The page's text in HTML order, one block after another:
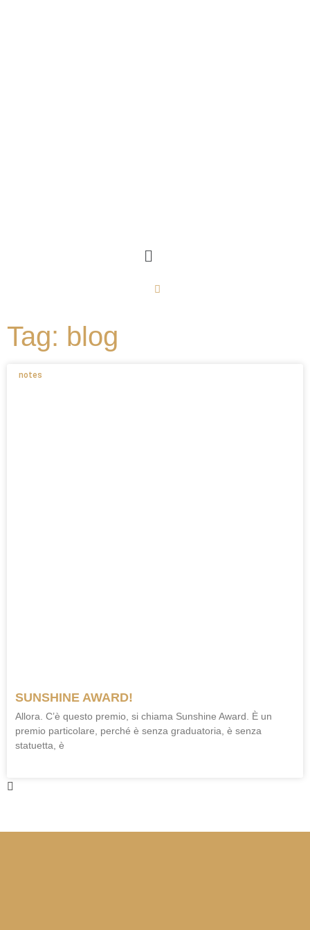
Tag: blog
notes
SUNSHINE AWARD!
Allora. C’è questo premio, si chiama Sunshine Award. È un
premio particolare, perché è senza graduatoria, è senza
statuetta, è